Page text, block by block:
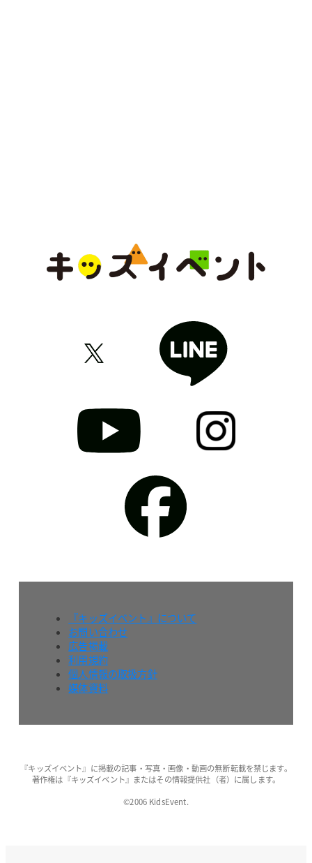
『キッズイベント』について
お問い合わせ
広告掲載
利用規約
個人情報の取扱方針
媒体資料
『キッズイベント』に掲載の記事・写真・画像・動画の無断転載を禁じます。
著作権は『キッズイベント』またはその情報提供社（者）に属します。
©2006 KidsEvent.